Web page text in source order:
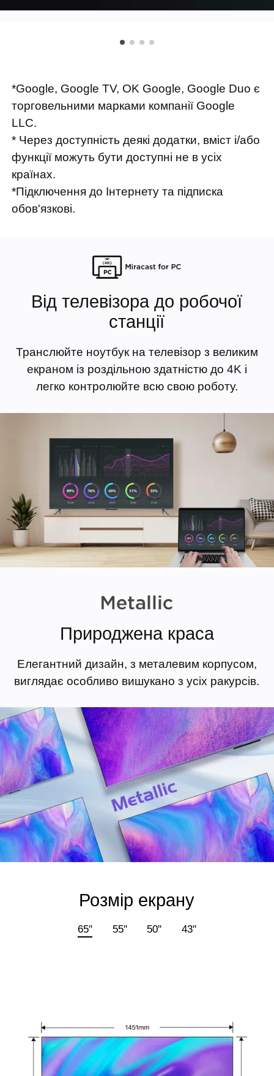
*Google, Google TV, OK Google, Google Duo є
торговельними марками компанії Google
LLC.
* Через доступність деякі додатки, вміст і/або
функції можуть бути доступні не в усіх
країнах.
*Підключення до Інтернету та підписка
обов'язкові.
Від телевізора до робочої
станції
Транслюйте ноутбук на телевізор з великим
екраном із роздільною здатністю до 4K і
легко контролюйте всю свою роботу.
Природжена краса
Елегантний дизайн, з металевим корпусом,
виглядає особливо вишукано з усіх ракурсів.
Розмір екрану
65'' 55'' 50'' 43''